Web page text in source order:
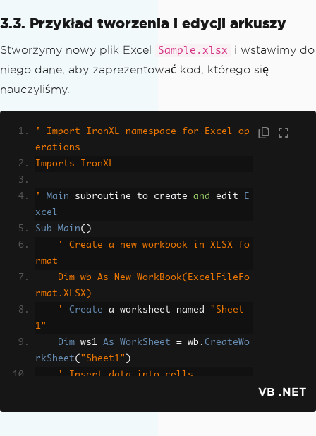
3.3. Przykład tworzenia i edycji arkuszy
Stworzymy nowy plik Excel Sample.xlsx
i wstawimy do
niego dane, aby zaprezentować kod, którego się
nauczyliśmy.
' Import IronXL namespace for Excel op
erations
Imports IronXL
' Main subroutine to create and edit
E
xcel
Sub
Main()
' Create a new workbook in XLSX fo
rmat
rmat.XLSX)
    '
Create a worksheet named
"Sheet
1"
Dim ws1 As WorkSheet = wb . CreateWo
rkSheet( "Sheet1" )
' Insert data into cells
VB .NET